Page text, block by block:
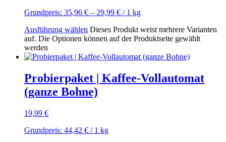
Grundpreis: 35,96 € – 29,99 € / 1 kg
Ausführung wählen Dieses Produkt weist mehrere Varianten
auf. Die Optionen können auf der Produktseite gewählt
werden
Probierpaket | Kaffee-Vollautomat
(ganze Bohne)
19,99 €
Grundpreis: 44,42 € / 1 kg